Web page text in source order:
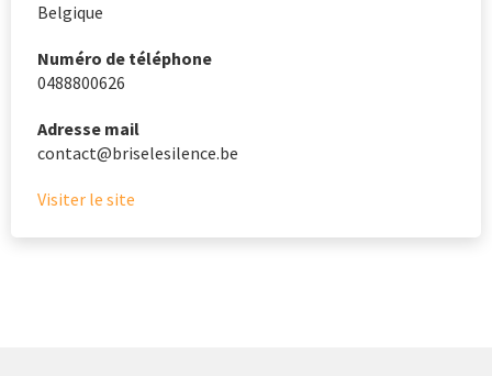
Belgique
Numéro de téléphone
0488800626
Adresse mail
contact@briselesilence.be
Visiter le site